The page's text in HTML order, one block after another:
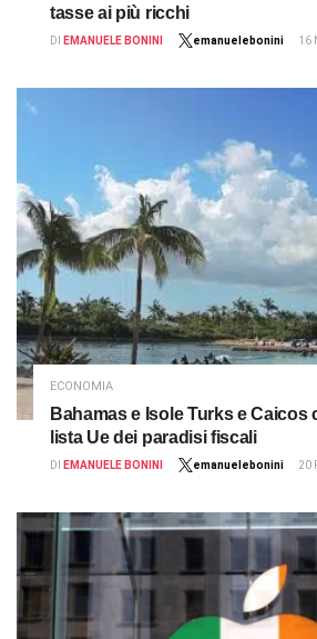
tasse ai più ricchi
DI EMANUELE BONINI emanuelebonini 16
ECONOMIA
Bahamas e Isole Turks e Caicos
lista Ue dei paradisi fiscali
DI EMANUELE BONINI emanuelebonini 20